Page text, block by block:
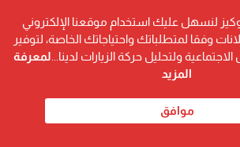
لنسهل عليك استخدام موقعنا الإلكتروني
وفقا لمتطلباتك واحتياجاتك الخاصة، لتوفير
ولتحليل حركة الزيارات لدينا... لمعرفة
المزيد
موافق